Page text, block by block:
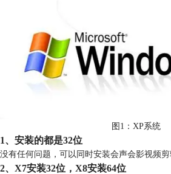
图1：XP系统
1、安装的都是32位
没有任何问题，可以同时安装会声会影视频
2、X7安装32位，X8安装64位